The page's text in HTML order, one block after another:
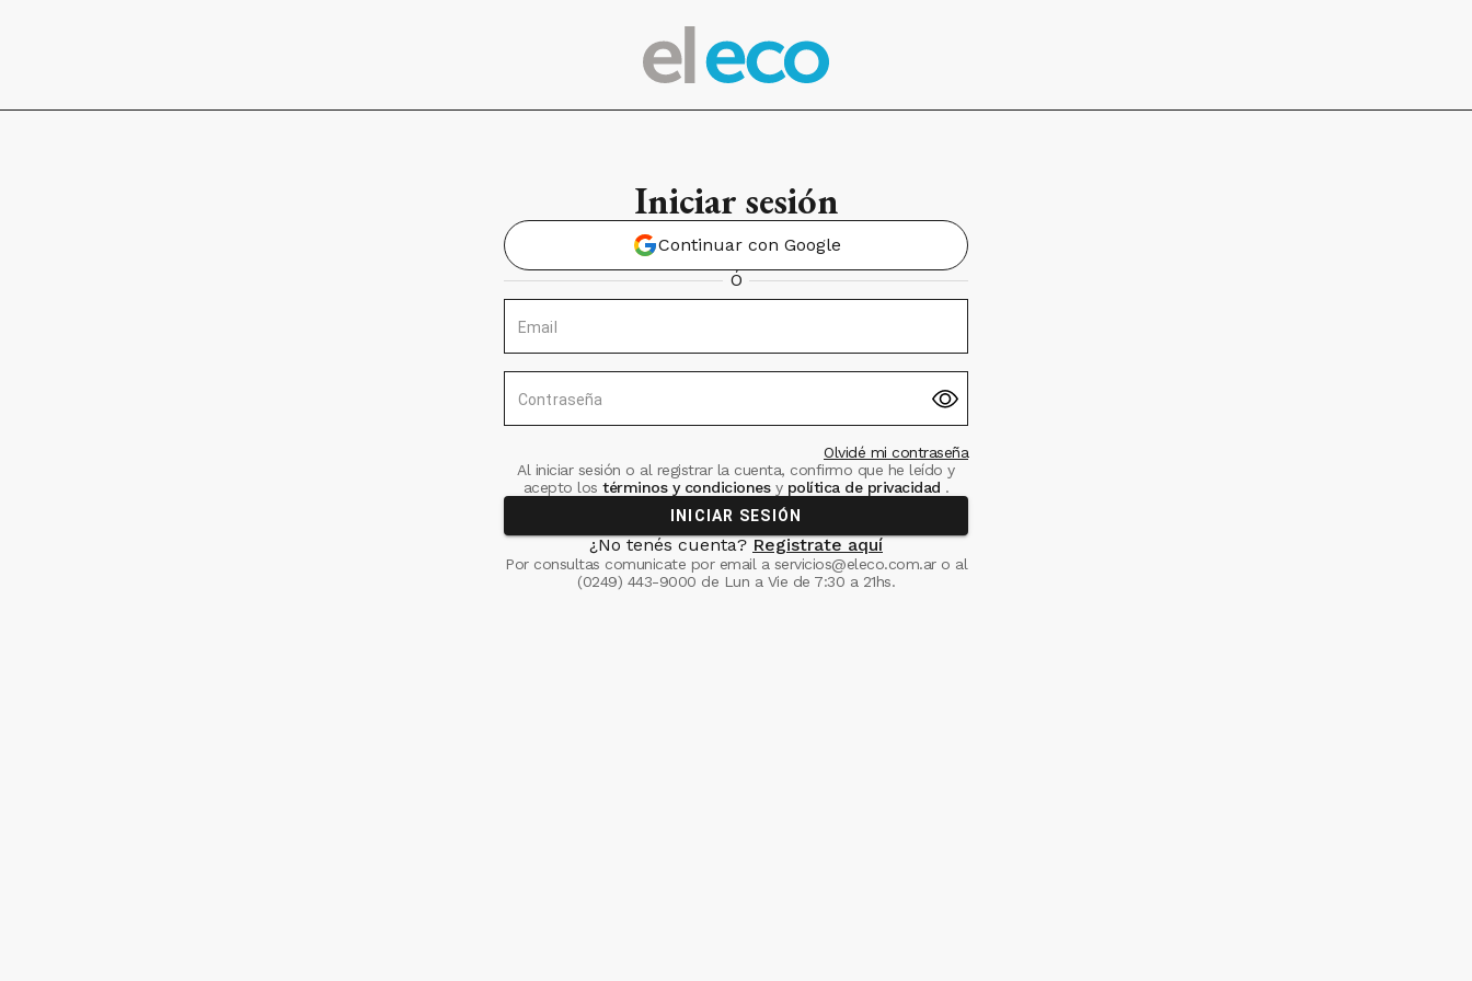
Iniciar sesión
Continuar con Google
Ó
Email
Contraseña
Olvidé mi contraseña
Al iniciar sesión o al registrar la cuenta, confirmo que he leído y
acepto los términos y condiciones ypolítica de privacidad .
INICIAR SESIÓN
¿No tenés cuenta? Registrate aquí
Por consultas comunicate por email a servicios@eleco.com.aro al
(0249) 443-9000 de Lun a Vie de 7:30 a 21hs.